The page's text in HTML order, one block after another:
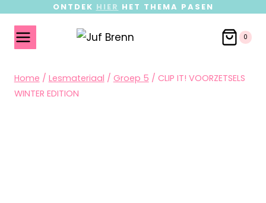
ONTDEK HIER HET THEMA PASEN
0
Home / Lesmateriaal / Groep 5 / CLIP IT! VOORZETSELS
WINTER EDITION